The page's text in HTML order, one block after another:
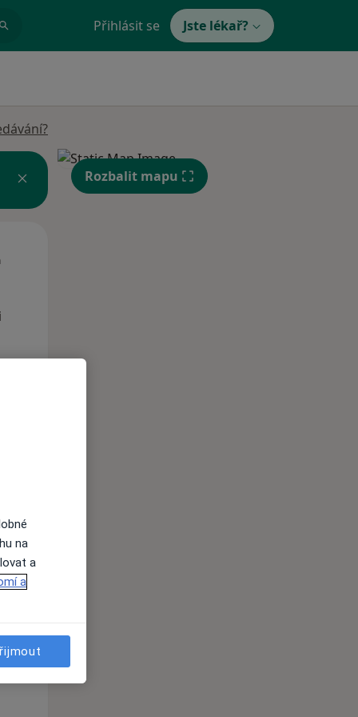
Přihlásit se Jste lékař?
Rozbalit mapu
na
a
a